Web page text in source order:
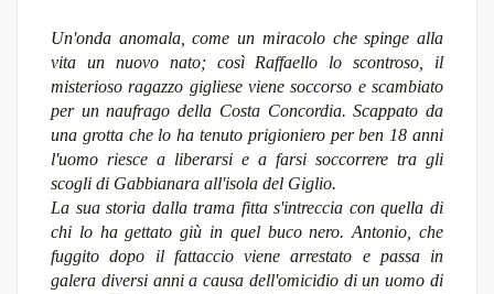
Un'onda anomala, come un miracolo che spinge alla
vita un nuovo nato; così Raffaello lo scontroso, il
misterioso ragazzo gigliese viene soccorso e scambiato
per un naufrago della Costa Concordia. Scappato da
una grotta che lo ha tenuto prigioniero per ben 18 anni
l'uomo riesce a liberarsi e a farsi soccorrere tra gli
scogli di Gabbianara all'isola del Giglio.
La sua storia dalla trama fitta s'intreccia con quella di
chi lo ha gettato giù in quel buco nero. Antonio, che
fuggito dopo il fattaccio viene arrestato e passa in
galera diversi anni a causa dell'omicidio di un uomo di